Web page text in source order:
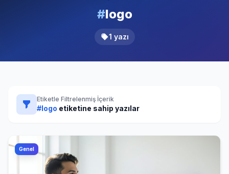
#logo
1 yazı
Etiketle Filtrelenmiş İçerik
#logo etiketine sahip yazılar
Genel